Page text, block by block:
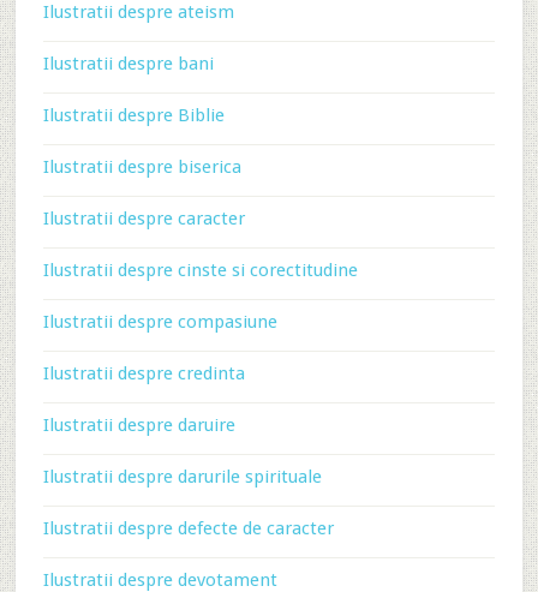
Ilustratii despre ateism
Ilustratii despre bani
Ilustratii despre Biblie
Ilustratii despre biserica
Ilustratii despre caracter
Ilustratii despre cinste si corectitudine
Ilustratii despre compasiune
Ilustratii despre credinta
Ilustratii despre daruire
Ilustratii despre darurile spirituale
Ilustratii despre defecte de caracter
Ilustratii despre devotament